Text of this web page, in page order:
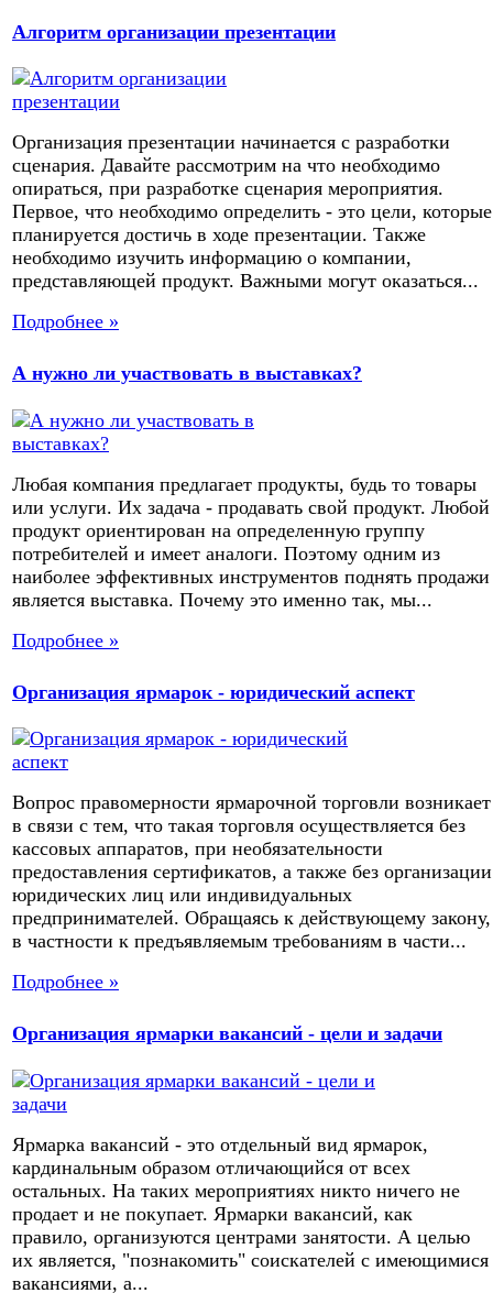
Алгоритм организации презентации
Организация презентации начинается с разработки
сценария. Давайте рассмотрим на что необходимо
опираться, при разработке сценария мероприятия.
Первое, что необходимо определить - это цели, которые
планируется достичь в ходе презентации. Также
необходимо изучить информацию о компании,
представляющей продукт. Важными могут оказаться...
Подробнее »
А нужно ли участвовать в выставках?
Любая компания предлагает продукты, будь то товары
или услуги. Их задача - продавать свой продукт. Любой
продукт ориентирован на определенную группу
потребителей и имеет аналоги. Поэтому одним из
наиболее эффективных инструментов поднять продажи
является выставка. Почему это именно так, мы...
Подробнее »
Организация ярмарок - юридический аспект
Вопрос правомерности ярмарочной торговли возникает
в связи с тем, что такая торговля осуществляется без
кассовых аппаратов, при необязательности
предоставления сертификатов, а также без организации
юридических лиц или индивидуальных
предпринимателей. Обращаясь к действующему закону,
в частности к предъявляемым требованиям в части...
Подробнее »
Организация ярмарки вакансий - цели и задачи
Ярмарка вакансий - это отдельный вид ярмарок,
кардинальным образом отличающийся от всех
остальных. На таких мероприятиях никто ничего не
продает и не покупает. Ярмарки вакансий, как
правило, организуются центрами занятости. А целью
их является, "познакомить" соискателей с имеющимися
вакансиями, а...